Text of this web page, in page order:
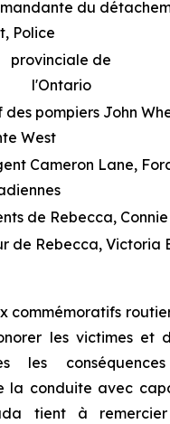
du
Police
provinciale de
l'Ontario
des pompiers John
West
Cameron Lane,
de Rebecca,
de Rebecca, Victoria
commémoratifs
les victimes et
les
la conduite avec
tient à